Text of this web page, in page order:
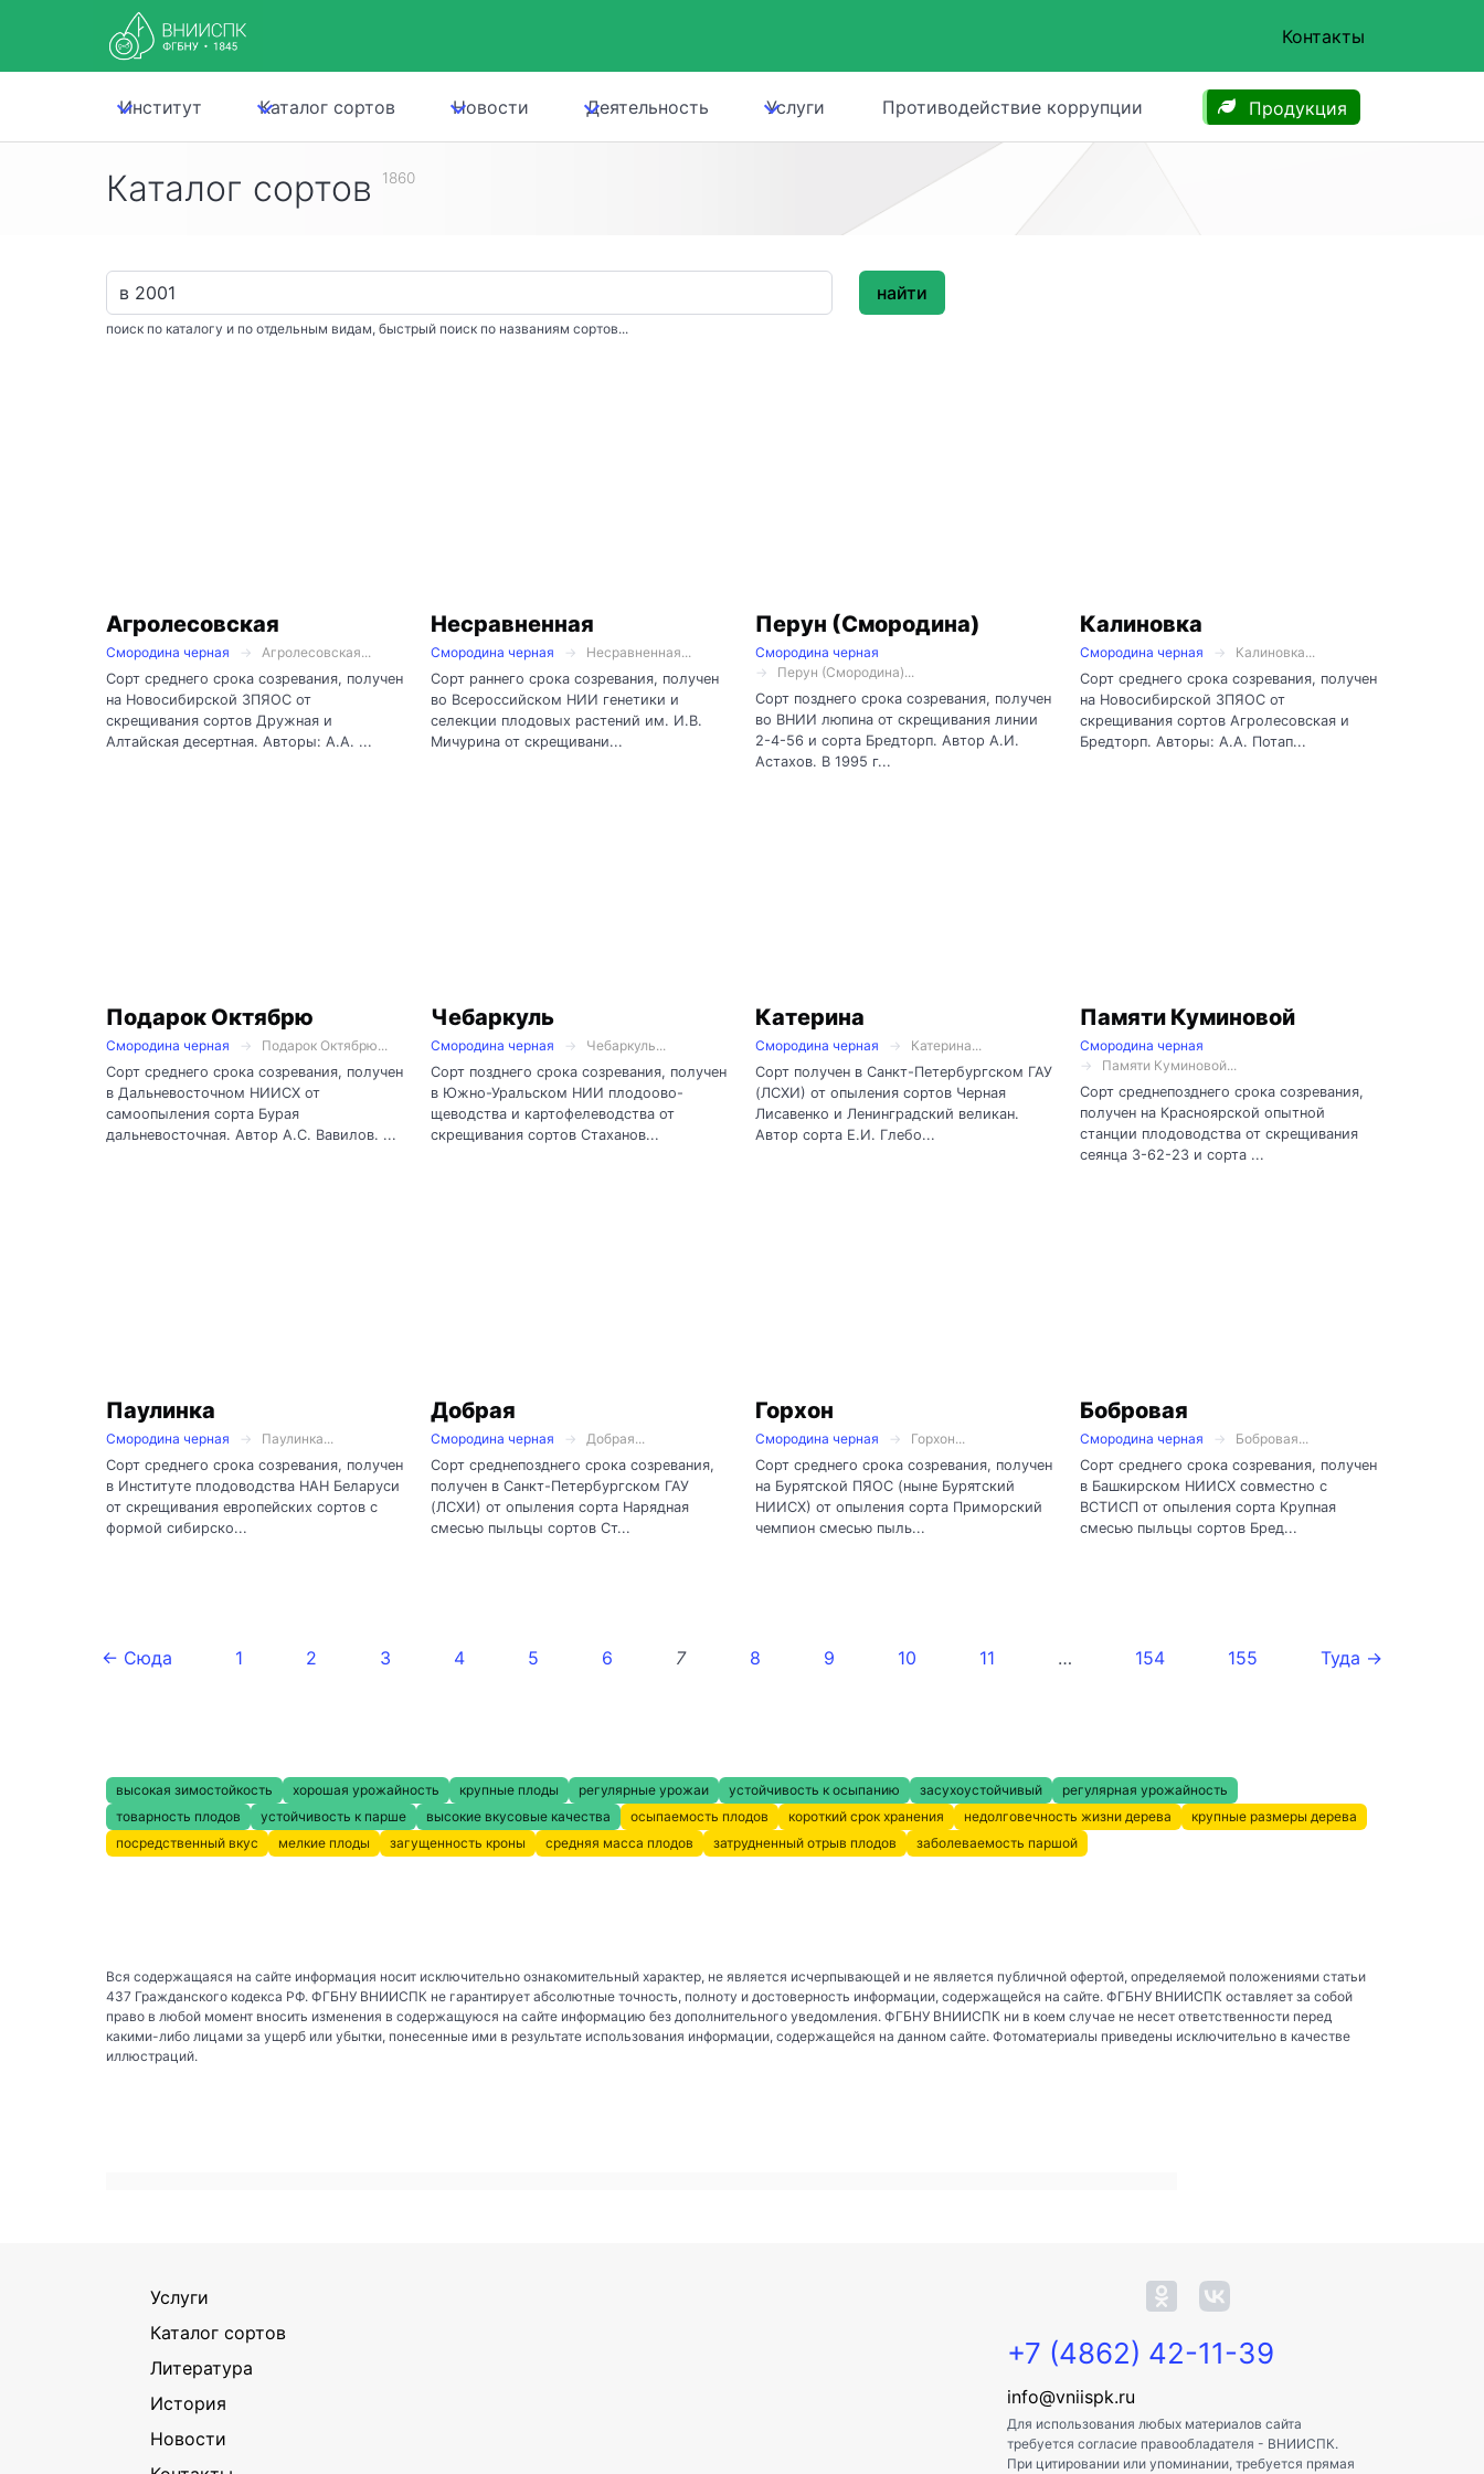
Контакты
Институт Каталог сортов Новости Деятельность Услуги Противодействие коррупции Продукция
Каталог сортов 1860
поиск по каталогу и по отдельным видам, быстрый поиск по названиям сортов...
найти
Агролесовская
Смородина черная
Агролесовская...
Сорт среднего срока созревания, получен
на Новосибирской ЗПЯОС от
скрещивания сортов Дружная и
Алтайская десертная. Авторы: А.А. ...
Несравненная
Смородина черная
Несравненная...
Сорт раннего срока созревания, получен
во Всероссийском НИИ генетики и
селекции плодовых растений им. И.В.
Мичурина от скрещивани...
Перун (Смородина)
Смородина черная
Перун (Смородина)...
Сорт позднего срока созревания, получен
во ВНИИ люпина от скрещивания линии
2-4-56 и сорта Бредторп. Автор А.И.
Астахов. В 1995 г...
Калиновка
Смородина черная
Калиновка...
Сорт среднего срока созревания, получен
на Новосибирской ЗПЯОС от
скрещивания сортов Агролесовская и
Бредторп. Авторы: А.А. Потап...
Подарок Октябрю
Смородина черная
Подарок Октябрю...
Сорт среднего срока созревания, получен
в Дальневосточном НИИСХ от
самоопыления сорта Бурая
дальневосточная. Автор А.С. Вавилов. ...
Чебаркуль
Смородина черная
Чебаркуль...
Сорт позднего срока созревания, получен
в Южно-Уральском НИИ плодоово-
щеводства и картофелеводства от
скрещивания сортов Стаханов...
Катерина
Смородина черная
Катерина...
Сорт получен в Санкт-Петербургском ГАУ
(ЛСХИ) от опыления сортов Черная
Лисавенко и Ленинградский великан.
Автор сорта Е.И. Глебо...
Памяти Куминовой
Смородина черная
Памяти Куминовой...
Сорт среднепозднего срока созревания,
получен на Красноярской опытной
станции плодоводства от скрещивания
сеянца 3-62-23 и сорта ...
Паулинка
Смородина черная
Паулинка...
Сорт среднего срока созревания, получен
в Институте плодоводства НАН Беларуси
от скрещивания европейских сортов с
формой сибирско...
Добрая
Смородина черная
Добрая...
Сорт среднепозднего срока созревания,
получен в Санкт-Петербургском ГАУ
(ЛСХИ) от опыления сорта Нарядная
смесью пыльцы сортов Ст...
Горхон
Смородина черная
Горхон...
Сорт среднего срока созревания, получен
на Бурятской ПЯОС (ныне Бурятский
НИИСХ) от опыления сорта Приморский
чемпион смесью пыль...
Бобровая
Смородина черная
Бобровая...
Сорт среднего срока созревания, получен
в Башкирском НИИСХ совместно с
ВСТИСП от опыления сорта Крупная
смесью пыльцы сортов Бред...
← Сюда 1 2 3 4 5 6 7 8 9 10 11 … 154 155 Туда →
высокая зимостойкость хорошая урожайность крупные плоды регулярные урожаи устойчивость к осыпанию засухоустойчивый
регулярная урожайность
товарность плодов
устойчивость к парше высокие вкусовые качества осыпаемость плодов короткий срок хранения недолговечность жизни дерева
крупные размеры дерева
посредственный вкус
мелкие плоды загущенность кроны средняя масса плодов затрудненный отрыв плодов заболеваемость паршой
Вся содержащаяся на сайте информация носит исключительно ознакомительный характер, не является исчерпывающей и не является публичной офертой, определяемой положениями статьи
437 Гражданского кодекса РФ. ФГБНУ ВНИИСПК не гарантирует абсолютные точность, полноту и достоверность информации, содержащейся на сайте. ФГБНУ ВНИИСПК оставляет за собой
право в любой момент вносить изменения в содержащуюся на сайте информацию без дополнительного уведомления. ФГБНУ ВНИИСПК ни в коем случае не несет ответственности перед
какими-либо лицами за ущерб или убытки, понесенные ими в результате использования информации, содержащейся на данном сайте. Фотоматериалы приведены исключительно в качестве
иллюстраций.
Услуги
Каталог сортов
Литература
История
Новости
+7 (4862) 42-11-39
info@vniispk.ru
Для использования любых материалов сайта
требуется согласие правообладателя - ВНИИСПК.
При цитировании или упоминании, требуется прямая